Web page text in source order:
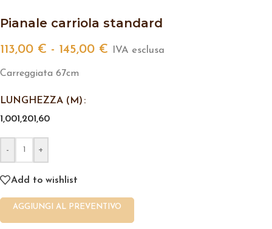
Pianale carriola standard
113,00 € - 145,00 € IVA esclusa
Carreggiata 67cm
LUNGHEZZA (M)
1,001,201,60
- +
Add to wishlist
AGGIUNGI AL PREVENTIVO